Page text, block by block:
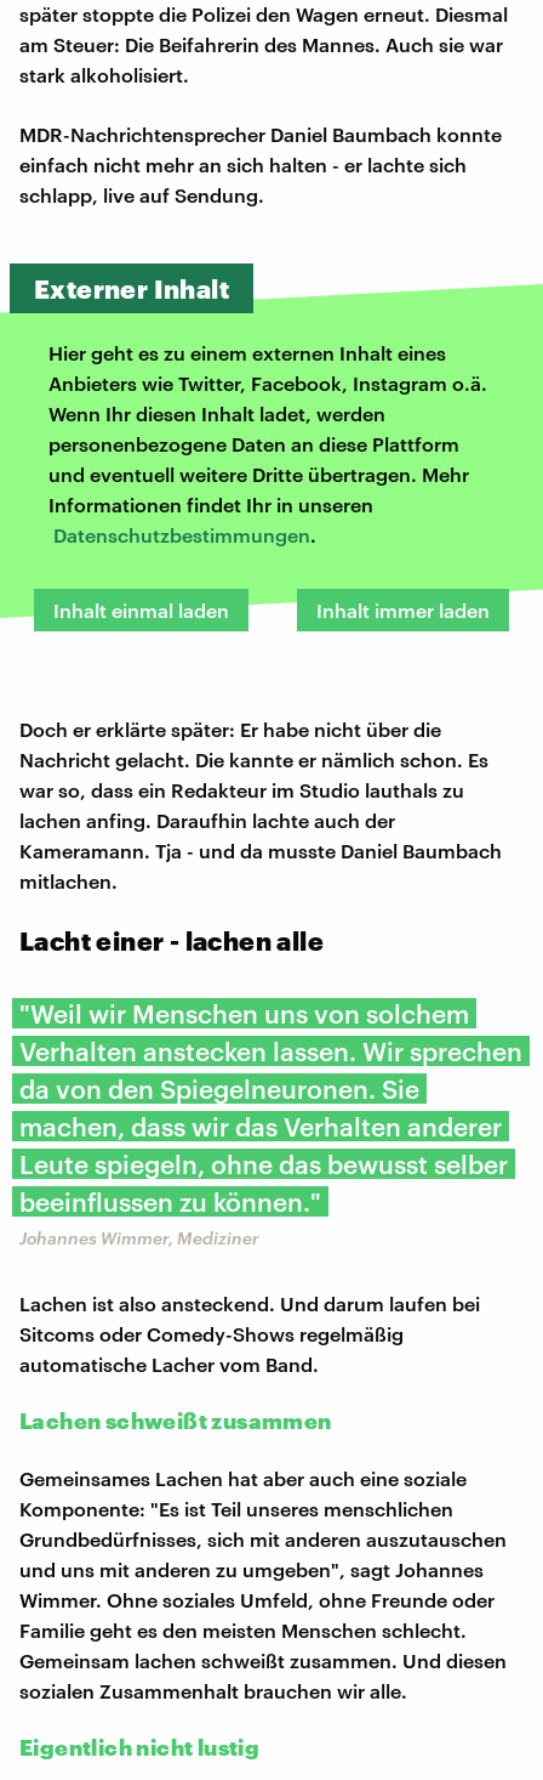
später stoppte die Polizei den Wagen erneut. Diesmal
am Steuer: Die Beifahrerin des Mannes. Auch sie war
stark alkoholisiert.
MDR-Nachrichtensprecher Daniel Baumbach konnte
einfach nicht mehr an sich halten - er lachte sich
schlapp, live auf Sendung.
Externer Inhalt
Hier geht es zu einem externen Inhalt eines
Anbieters wie Twitter, Facebook, Instagram o.ä.
Wenn Ihr diesen Inhalt ladet, werden
personenbezogene Daten an diese Plattform
und eventuell weitere Dritte übertragen. Mehr
Informationen findet Ihr in unseren
Datenschutzbestimmungen.
Inhalt einmal laden Inhalt immer laden
Doch er erklärte später: Er habe nicht über die
Nachricht gelacht. Die kannte er nämlich schon. Es
war so, dass ein Redakteur im Studio lauthals zu
lachen anfing. Daraufhin lachte auch der
Kameramann. Tja - und da musste Daniel Baumbach
mitlachen.
Lacht einer - lachen alle
"Weil wir Menschen uns von solchem
Verhalten anstecken lassen. Wir sprechen
da von den Spiegelneuronen. Sie
machen, dass wir das Verhalten anderer
Leute spiegeln, ohne das bewusst selber
beeinflussen zu können."
Johannes Wimmer, Mediziner
Lachen ist also ansteckend. Und darum laufen bei
Sitcoms oder Comedy-Shows regelmäßig
automatische Lacher vom Band.
Lachen schweißt zusammen
Gemeinsames Lachen hat aber auch eine soziale
Komponente: "Es ist Teil unseres menschlichen
Grundbedürfnisses, sich mit anderen auszutauschen
und uns mit anderen zu umgeben", sagt Johannes
Wimmer. Ohne soziales Umfeld, ohne Freunde oder
Familie geht es den meisten Menschen schlecht.
Gemeinsam lachen schweißt zusammen. Und diesen
sozialen Zusammenhalt brauchen wir alle.
Eigentlich nicht lustig